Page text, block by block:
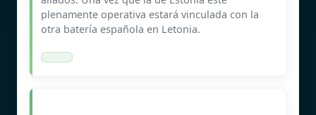
plenamente operativa estará vinculada con la
otra batería española en Letonia.